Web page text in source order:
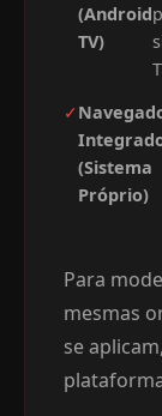
(Android
TV)
✓
(Sistema
Próprio)
Para
mesmas
se